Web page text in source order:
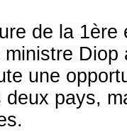
de la
une
pays,